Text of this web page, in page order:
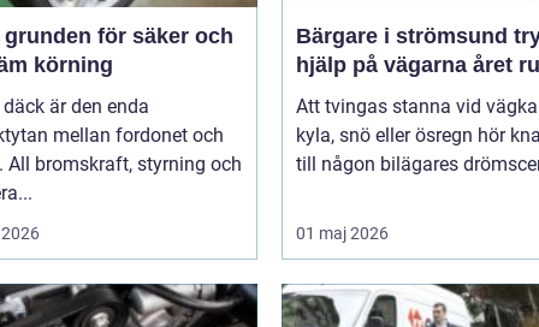
körning
är den enda
mellan fordonet och
All bromskraft, styrning och
Bärgare i strömsund trygg
hjälp på vägarna året
Att tvingas stanna vid
kyla, snö eller ösregn hör
till någon bilägares
01 maj 2026